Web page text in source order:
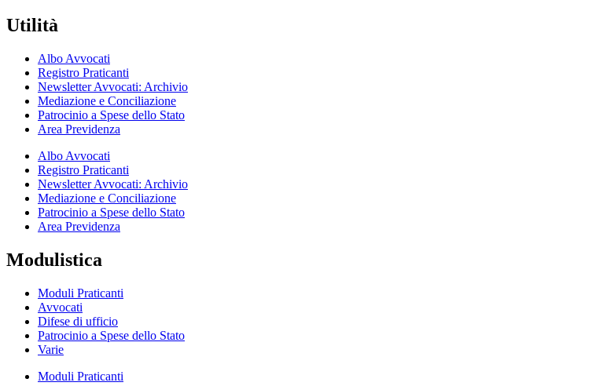
Utilità
Albo Avvocati
Registro Praticanti
Newsletter Avvocati: Archivio
Mediazione e Conciliazione
Patrocinio a Spese dello Stato
Area Previdenza
Albo Avvocati
Registro Praticanti
Newsletter Avvocati: Archivio
Mediazione e Conciliazione
Patrocinio a Spese dello Stato
Area Previdenza
Modulistica
Moduli Praticanti
Avvocati
Difese di ufficio
Patrocinio a Spese dello Stato
Varie
Moduli Praticanti